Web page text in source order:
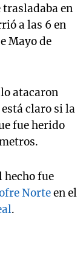
trasladaba en
a las 6 en
Mayo de
atacaron
claro si la
fue herido
hecho fue
Norteen el
.